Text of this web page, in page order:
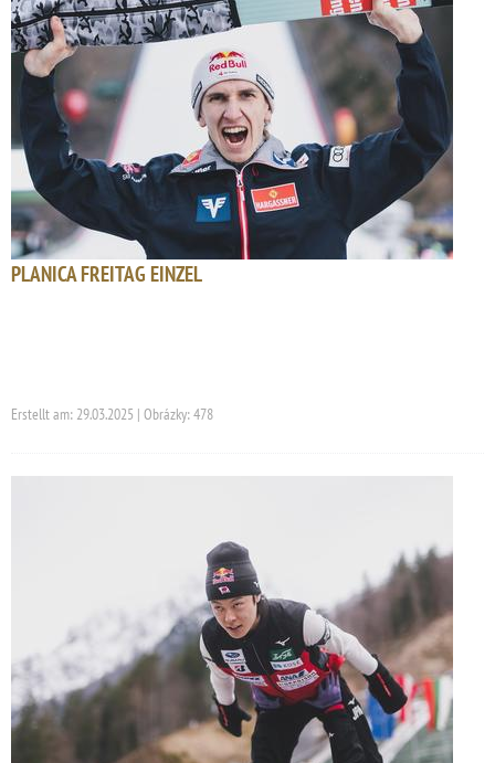
PLANICA FREITAG EINZEL
Erstellt am: 29.03.2025 | Obrázky: 478